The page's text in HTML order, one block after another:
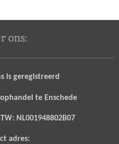
ons:
is geregistreerd
te Enschede
NL001948802B07
adres: